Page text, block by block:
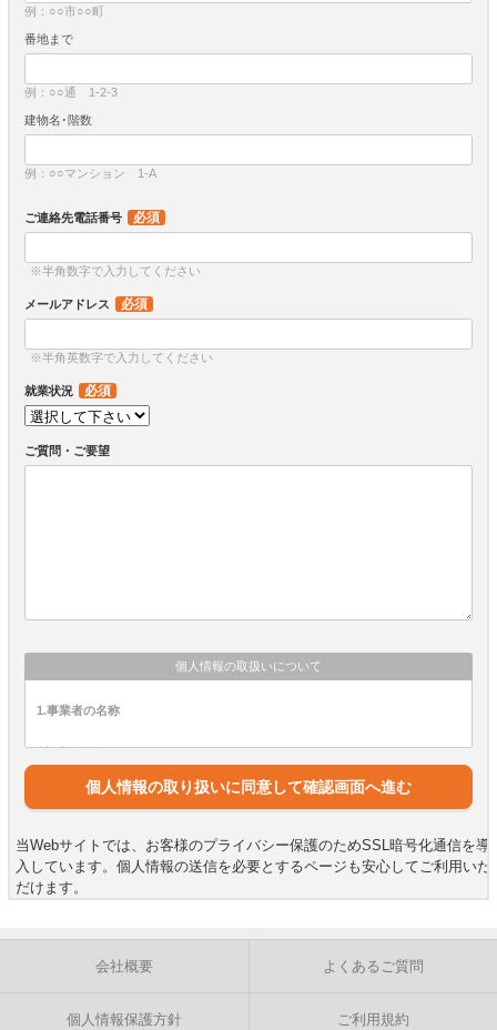
例：○○市○○町
番地まで
例：○○通 1-2-3
建物名･階数
例：○○マンション 1-A
ご連絡先電話番号 必須
※半角数字で入力してください
メールアドレス 必須
※半角英数字で入力してください
就業状況 必須
ご質問・ご要望
個人情報の取扱いについて
1.事業者の名称
株式会社コンパスキャリア
2.個人情報保護管理者
者を個人情報管理者として任命し、社内規程に従って適切に
管理いたします。 個人情報保護管理者 神吉志門
随業務において、次のいづれかの目的の達成に必要な範囲内
当Webサイトでは、お客様のプライバシー保護のためSSL暗号化通信を導
入しています。個人情報の送信を必要とするページも安心してご利用いた
だけます。
会社概要 よくあるご質問
個人情報保護方針 ご利用規約